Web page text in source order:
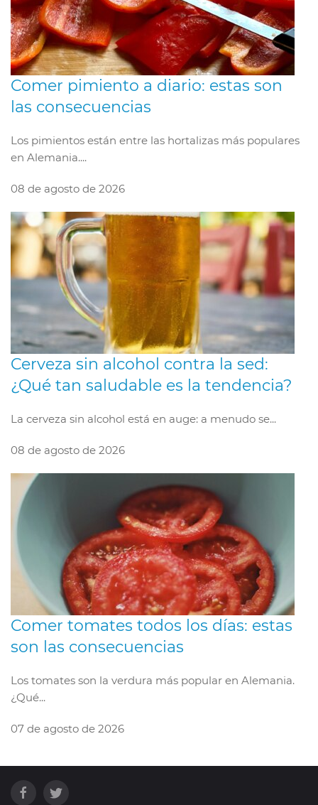
Comer pimiento a diario: estas son
las consecuencias
Los pimientos están entre las hortalizas más populares
en Alemania....
08 de agosto de 2026
Cerveza sin alcohol contra la sed:
¿Qué tan saludable es la tendencia?
La cerveza sin alcohol está en auge: a menudo se...
08 de agosto de 2026
Comer tomates todos los días: estas
son las consecuencias
Los tomates son la verdura más popular en Alemania.
¿Qué...
07 de agosto de 2026